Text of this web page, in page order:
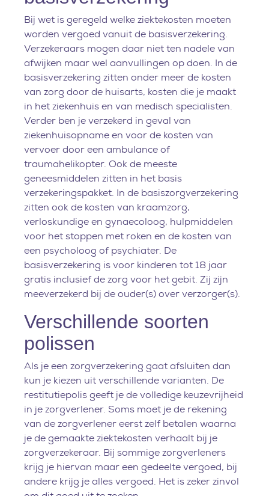
Bij wet is geregeld welke ziektekosten moeten
worden vergoed vanuit de basisverzekering.
Verzekeraars mogen daar niet ten nadele van
afwijken maar wel aanvullingen op doen. In de
basisverzekering zitten onder meer de kosten
van zorg door de huisarts, kosten die je maakt
in het ziekenhuis en van medisch specialisten.
Verder ben je verzekerd in geval van
ziekenhuisopname en voor de kosten van
vervoer door een ambulance of
traumahelikopter. Ook de meeste
geneesmiddelen zitten in het basis
verzekeringspakket. In de basiszorgverzekering
zitten ook de kosten van kraamzorg,
verloskundige en gynaecoloog, hulpmiddelen
voor het stoppen met roken en de kosten van
een psycholoog of psychiater. De
basisverzekering is voor kinderen tot 18 jaar
gratis inclusief de zorg voor het gebit. Zij zijn
meeverzekerd bij de ouder(s) over verzorger(s).
Verschillende soorten
polissen
Als je een zorgverzekering gaat afsluiten dan
kun je kiezen uit verschillende varianten. De
restitutiepolis geeft je de volledige keuzevrijheid
in je zorgverlener. Soms moet je de rekening
van de zorgverlener eerst zelf betalen waarna
je de gemaakte ziektekosten verhaalt bij je
zorgverzekeraar. Bij sommige zorgverleners
krijg je hiervan maar een gedeelte vergoed, bij
andere krijg je alles vergoed. Het is zeker zinvol